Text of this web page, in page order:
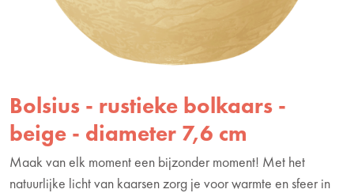
Bolsius - rustieke bolkaars -
beige - diameter 7,6 cm
Maak van elk moment een bijzonder moment! Met het
natuurlijke licht van kaarsen zorg je voor warmte en sfeer in